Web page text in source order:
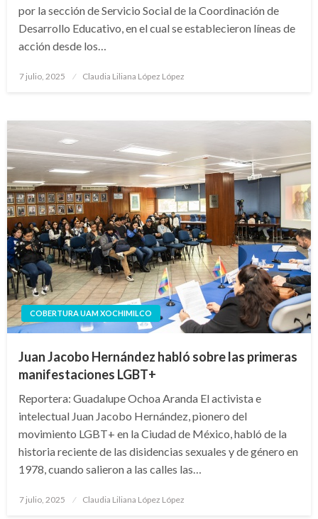
por la sección de Servicio Social de la Coordinación de
Desarrollo Educativo, en el cual se establecieron líneas de
acción desde los…
Publicado
7 julio, 2025 Claudia Liliana López López
COBERTURA UAM XOCHIMILCO
Juan Jacobo Hernández habló sobre las primeras
manifestaciones LGBT+
Reportera: Guadalupe Ochoa Aranda El activista e
intelectual Juan Jacobo Hernández, pionero del
movimiento LGBT+ en la Ciudad de México, habló de la
historia reciente de las disidencias sexuales y de género en
1978, cuando salieron a las calles las…
Publicado
7 julio, 2025 Claudia Liliana López López